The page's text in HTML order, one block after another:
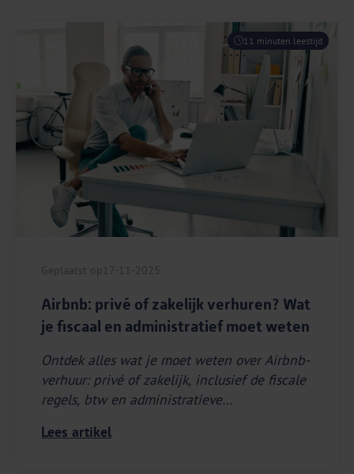
11 minuten leestijd
Geplaatst op 17-11-2025
Airbnb: privé of zakelijk verhuren? Wat
je fiscaal en administratief moet weten
Ontdek alles wat je moet weten over Airbnb-
verhuur: privé of zakelijk, inclusief de fiscale
regels, btw en administratieve
Lees artikel